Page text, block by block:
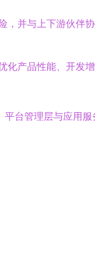
并与上下游伙伴
产品性能、开发
台管理层与应用服